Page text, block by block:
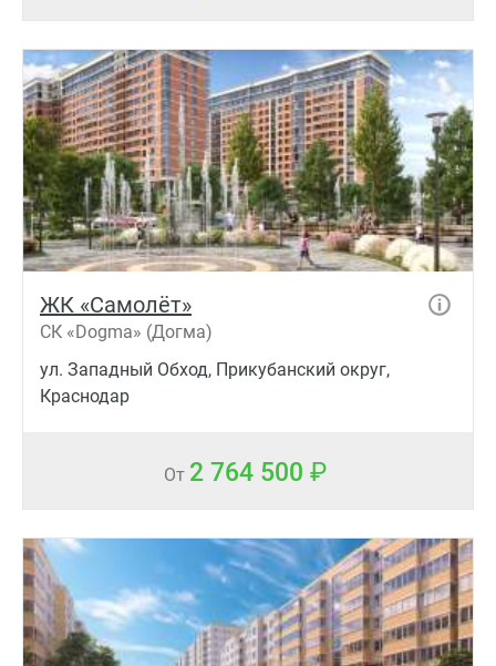
ЖК «Самолёт»
СК «Dogma» (Догма)
ул. Западный Обход, Прикубанский округ,
Краснодар
От 2 764 500